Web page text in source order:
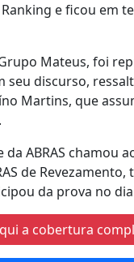
e ficou em
Mateus, foi
seu discurso,
Martins, que
ABRAS chamou
de Revezamento,
da prova no
a cobertura